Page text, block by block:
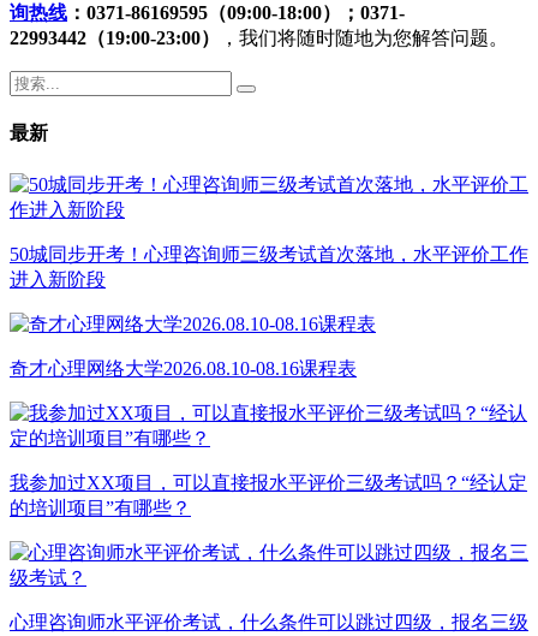
询热线 ：0371-86169595（09:00-18:00）；0371-
22993442（19:00-23:00）
，我们将随时随地为您解答问题。
最新
50城同步开考！心理咨询师三级考试首次落地，水平评价工作
进入新阶段
奇才心理网络大学2026.08.10-08.16课程表
我参加过XX项目，可以直接报水平评价三级考试吗？“经认定
的培训项目”有哪些？
心理咨询师水平评价考试，什么条件可以跳过四级，报名三级